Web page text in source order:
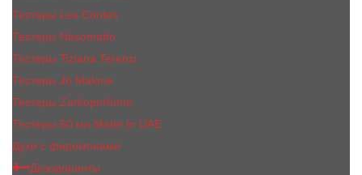
Тестеры Les Contes
Тестеры Nasomatto
Тестеры Tiziana Terenzi
Тестеры Jо Malоnе
Тестеры Zarkoperfume
Тестеры 60 мл Made In UAE
Духи с феромонами
Дезодоранты